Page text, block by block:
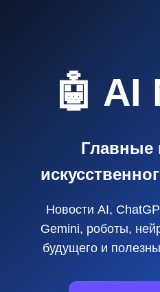
🤖 AI
Главные
Новости AI,
Gemini, роботы,
будущего и